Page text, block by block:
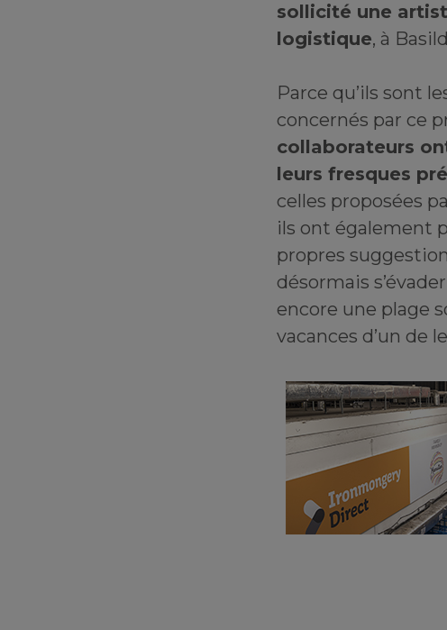
sollicité une
logistique, à
Parce qu’ils sont
concernés par ce
collaborateurs
leurs fresques
celles proposées
ils ont également
propres
désormais
encore une plage
vacances d’un de